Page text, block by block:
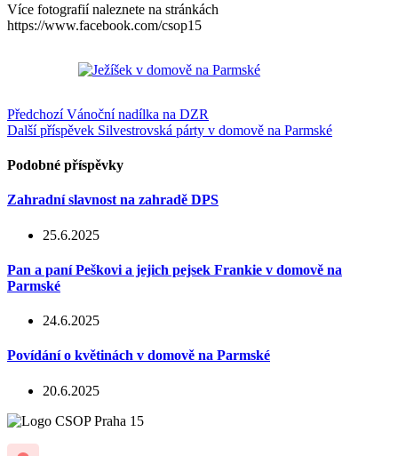
Více fotografií naleznete na stránkách
https://www.facebook.com/csop15
PředchozíVánoční nadílka na DZR
Další příspěvek Silvestrovská párty v domově na Parmské
Podobné příspěvky
Zahradní slavnost na zahradě DPS
25.6.2025
Pan a paní Peškovi a jejich pejsek Frankie v domově na
Parmské
24.6.2025
Povídání o květinách v domově na Parmské
20.6.2025